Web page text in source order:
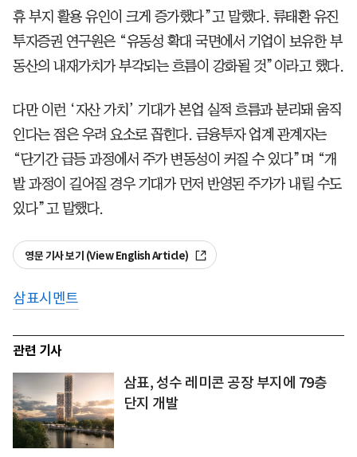
휴 부지 활용 유인이 크게 증가했다”고 말했다. 류태환 유진
투자증권 연구원은 “유동성 확대 국면에서 기업이 보유한 부
동산의 내재가치가 부각되는 흐름이 강화될 것”이라고 했다.
다만 이런 ‘자산 가치’ 기대가 본업 실적 흐름과 분리돼 움직
인다는 점은 우려 요소로 꼽힌다. 금융투자 업계 관계자는
“단기간 급등 과정에서 주가 변동성이 커질 수 있다”며 “개
발 과정이 길어질 경우 기대가 먼저 반영된 주가가 내릴 수도
있다”고 말했다.
영문 기사 보기 (View English Article)
삼표시멘트
관련 기사
삼표, 성수 레미콘 공장 부지에 79층
단지 개발